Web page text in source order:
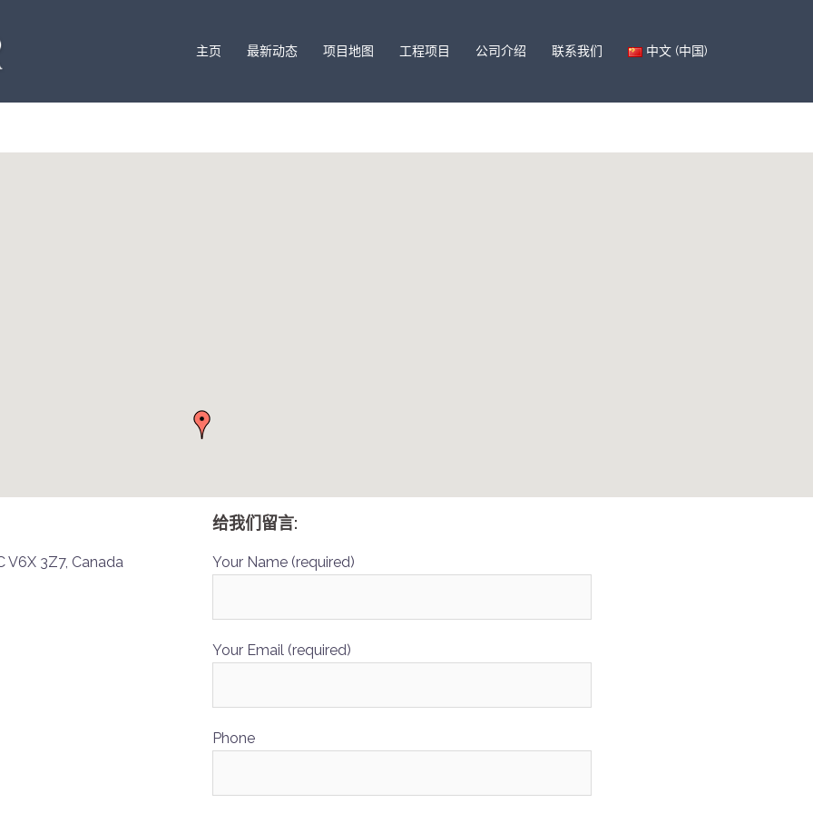
主页 最新动态 项目地图 工程项目 公司介绍 联系我们 中文 (中国)
V6X 3Z7, Canada
给我们留言:
Your Name (required)
Your Email (required)
Phone